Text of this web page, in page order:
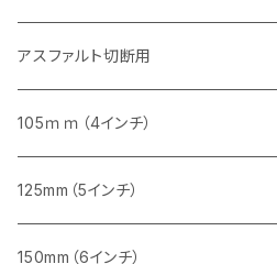
セグメントタイプ（一般道路カッター用
セグメント（一般道路カッター用
埋設鋳鉄管工事対応タイプ
セグメント（特殊凸凹加工チップ）
セグメント
セグメント（特殊凸凹加工チップ）
405mm（16インチ）
セグメント
セグメント（一般道路カッター用
473mm（18インチ）
セグメント（一般道路カッター用
セグメントタイプ
305mm（12インチ）
セグメント
セグメント（特殊凸凹加工チップ）
355mm（14インチ）
セグメント
セグメント（特殊凸凹加工チップ）
405mm（16インチ）
セグメントタイプ
砥石（補強綱入り）
砥石（補強綱入り）
355mm（14インチ）
砥石（補強綱入り）
305mm（12インチ）
砥石（補強綱入り）
355mm（14インチ）
砥石（補強綱入り）
アスファルト切断用
255ｍｍ（10インチ）
一般道路カッター用
305ｍｍ（12インチ）
一般道路カッター用
355ｍｍ（14インチ）
105ｍｍ（4インチ）
タイル切断用
みかげ石（御影石）切断用
125mm（5インチ）
タイル切断用
150mm（6インチ）